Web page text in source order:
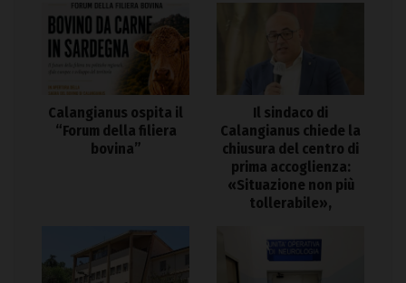
Calangianus ospita il
“Forum della filiera
bovina”
Il sindaco di
Calangianus chiede la
chiusura del centro di
prima accoglienza:
«Situazione non più
tollerabile»,